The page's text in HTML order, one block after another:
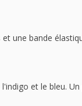
une bande
et le bleu.